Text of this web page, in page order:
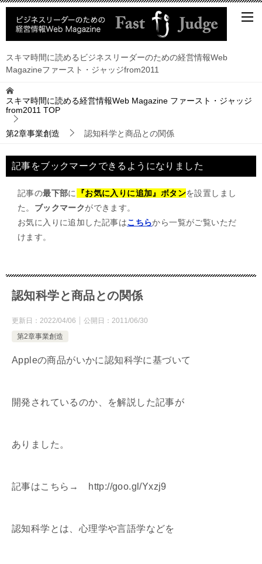
スキマ時間に読めるビジネスリーダーのための経営情報Web
Magazineファースト・ジャッジfrom2011
スキマ時間に読める経営情報Web Magazine ファースト・ジャッジ
from2011 TOP
第2章事業創造 認知科学と商品との関係
記事をブックマークできるようになりました
記事の最下部に 『お気に入りに追加』ボタンを設置しまし
た。 ブックマークができます。
お気に入りに追加した記事はこちらから一覧がご覧いただ
けます。
認知科学と商品との関係
更新日： 2022/04/06 公開日： 2011/06/30
第2章事業創造
Appleの商品がいかに認知科学に基づいて
開発されているのか、を解説した記事が
ありました。
記事はこちら→ http://goo.gl/Yxzj9
認知科学とは、心理学や言語学などを